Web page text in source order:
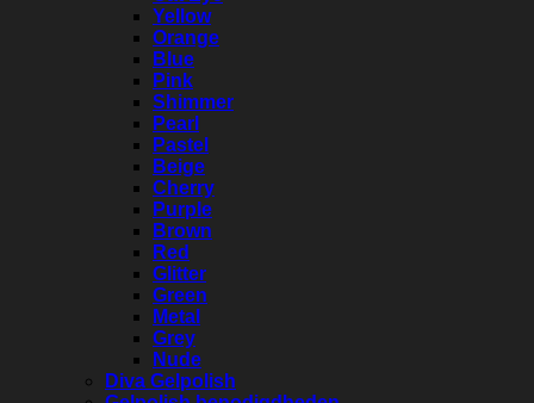
Yellow
Orange
Blue
Pink
Shimmer
Pearl
Pastel
Beige
Cherry
Purple
Brown
Red
Glitter
Green
Metal
Grey
Nude
Diva Gelpolish